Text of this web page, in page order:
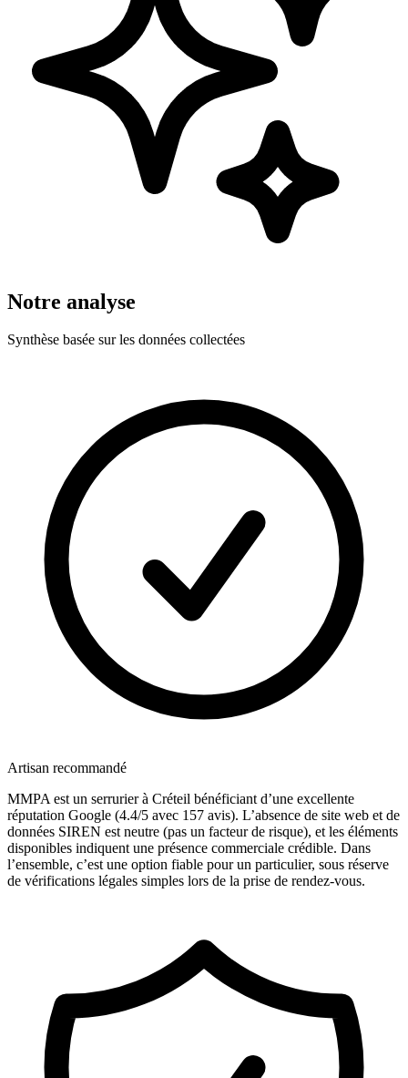
Notre analyse
Synthèse basée sur les données collectées
Artisan recommandé
MMPA est un serrurier à Créteil bénéficiant d’une excellente
réputation Google (4.4/5 avec 157 avis). L’absence de site web et de
données SIREN est neutre (pas un facteur de risque), et les éléments
disponibles indiquent une présence commerciale crédible. Dans
l’ensemble, c’est une option fiable pour un particulier, sous réserve
de vérifications légales simples lors de la prise de rendez-vous.